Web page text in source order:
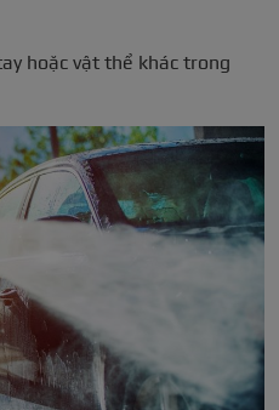
hoặc vật thể khác trong